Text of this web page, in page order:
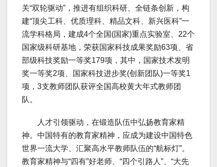
关“双轮驱动”，推进有组织科研、全链条创新，构
建“顶尖工科、优质理科、精品文科、新兴医科”一
流学科格局，建成4个全国(国家)重点实验室、22个
国家级科研基地，荣获国家科技成果奖励63项、省
部级科技奖励一等奖179项，其中，国家技术发明
奖一等奖2项、国家科技进步奖(创新团队)一等奖1
项，3支教师团队获评全国高校黄大年式教师团
队。
人才引领驱动，在锻造队伍中弘扬教育家精
神。中国特有的教育家精神，应成为建设中国特色
世界一流大学、汇聚高水平教师队伍的“航标灯”。
教育家精神与“四有”好老师、“四个引路人”、“大先